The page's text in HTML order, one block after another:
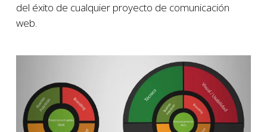
del éxito de cualquier proyecto de comunicación
web.